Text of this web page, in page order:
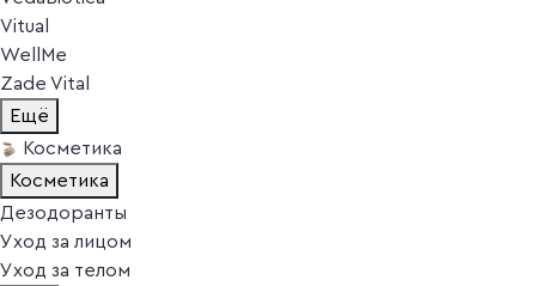
Vitual
WellMe
Zade Vital
Ещё
Косметика
Косметика
Дезодоранты
Уход за лицом
Уход за телом